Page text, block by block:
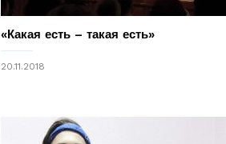
«Какая есть – такая есть»
20.11.2018